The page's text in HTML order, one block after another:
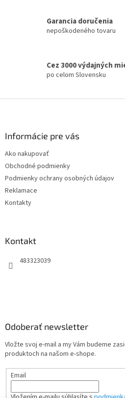
c
i
v
v
a
n
i
Garancia doručenia
nepoškodeného tovaru
Cez 3000 výdajných
po celom Slovensku
Informácie pre vás
Ako nakupovať
Obchodné podmienky
Podmienky ochrany osobných údajov
Reklamace
Kontakty
Kontakt
483323039
Odoberať newsletter
Vložte svoj e-mail a my Vám budeme
produktoch na našom e-shope.
Email